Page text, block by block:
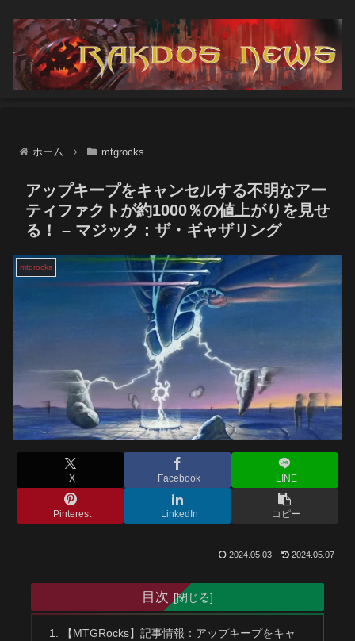
ホーム mtgrocks
アップキープをキャンセルする不明なアー
ティファクトが約1000％の値上がりを見せ
る！ – マジック：ザ・ギャザリング
mtgrocks
X Facebook LINE
Pinterest LinkedIn コピー
2024.05.03 2024.05.07
目次
【MTGRocks】記事情報：アップキープをキャ